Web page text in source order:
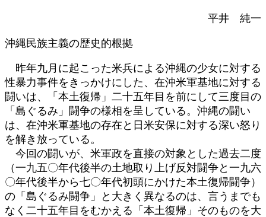
平井 純一
沖縄民族主義の歴史的根拠
昨年九月に起こった米兵による沖縄の少女に対する
性暴力事件をきっかけにした、在沖米軍基地に対する
闘いは、「本土復帰」二十五年目を前にして三度目の
「島ぐるみ」闘争の様相を呈している。沖縄の闘い
は、在沖米軍基地の存在と日米安保に対する深い怒り
を解き放っている。
今回の闘いが、米軍政を直接の対象とした過去二度
（一九五〇年代後半の土地取り上げ反対闘争と一九六
〇年代後半から七〇年代初頭にかけた本土復帰闘争）
の「島ぐるみ闘争」と大きく異なるのは、言うまでも
なく二十五年目をむかえる「本土復帰」そのものを大